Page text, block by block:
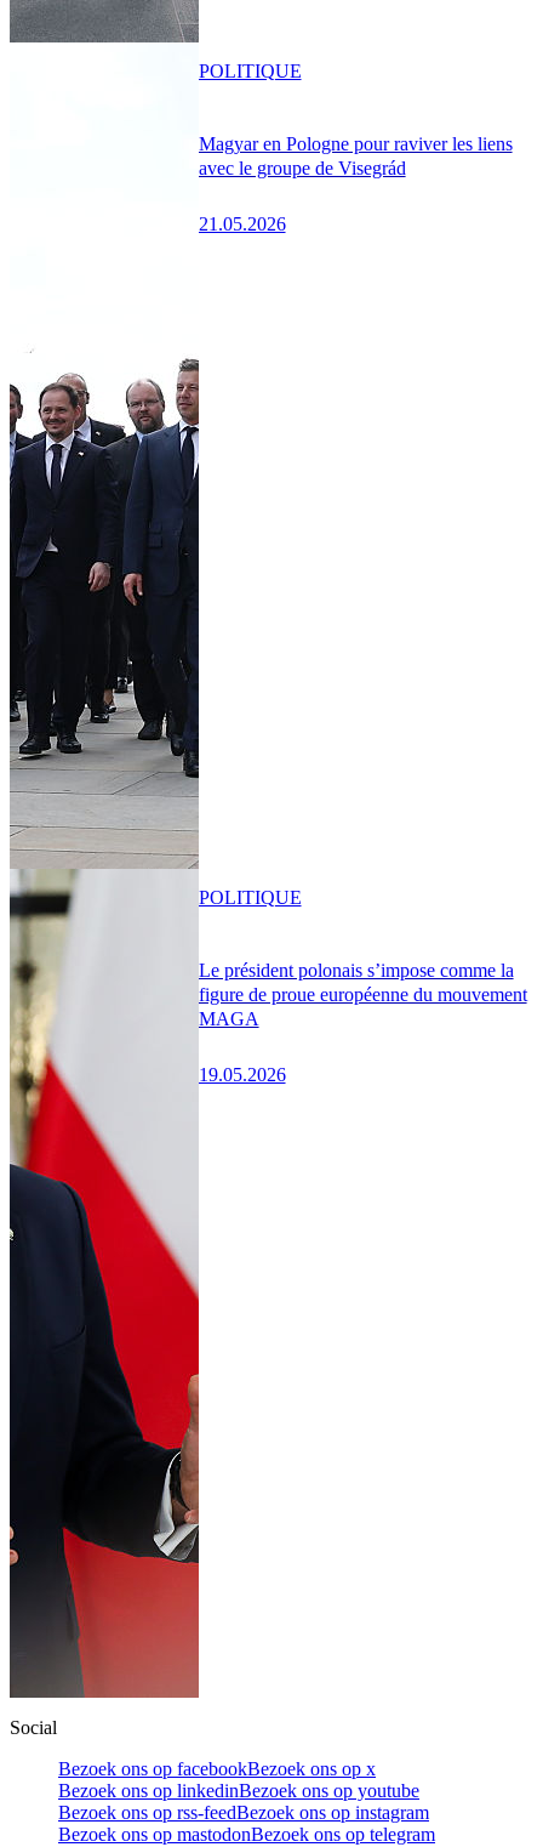
Magyar en Pologne pour raviver les liens
avec le groupe de Visegrád
21.05.2026
POLITIQUE
Le président polonais s’impose comme la
figure de proue européenne du mouvement
MAGA
19.05.2026
POLITIQUE
Social
Bezoek ons op facebookBezoek ons op x
Bezoek ons op linkedinBezoek ons op youtube
Bezoek ons op rss-feedBezoek ons op instagram
Bezoek ons op mastodonBezoek ons op telegram